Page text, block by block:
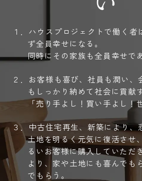
１．ハウスプロジェクトで働く者
ず全員幸せになる。
同時にその家族も全員幸せで
２．お客様も喜び、社員も潤い、
もしっかり納めて社会に貢献
「売り手よし！買い手よし！
３．中古住宅再生、新築により、
土地を明るく元気に復活させ
るいお客様に購入していただ
より、家や土地にも喜んでも
でもらう。